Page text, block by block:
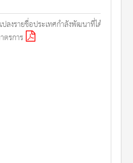
ลงรายชื่อประเทศกำลังพัฒนาที่ได้รับ
ตรการ